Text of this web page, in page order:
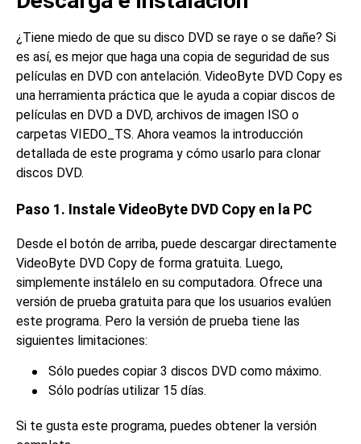
¿Tiene miedo de que su disco DVD se raye o se dañe? Si
es así, es mejor que haga una copia de seguridad de sus
películas en DVD con antelación. VideoByte DVD Copy es
una herramienta práctica que le ayuda a copiar discos de
películas en DVD a DVD, archivos de imagen ISO o
carpetas VIEDO_TS. Ahora veamos la introducción
detallada de este programa y cómo usarlo para clonar
discos DVD.
Paso 1. Instale VideoByte DVD Copy en la PC
Desde el botón de arriba, puede descargar directamente
VideoByte DVD Copy de forma gratuita. Luego,
simplemente instálelo en su computadora. Ofrece una
versión de prueba gratuita para que los usuarios evalúen
este programa. Pero la versión de prueba tiene las
siguientes limitaciones:
Sólo puedes copiar 3 discos DVD como máximo.
Sólo podrías utilizar 15 días.
Si te gusta este programa, puedes obtener la versión